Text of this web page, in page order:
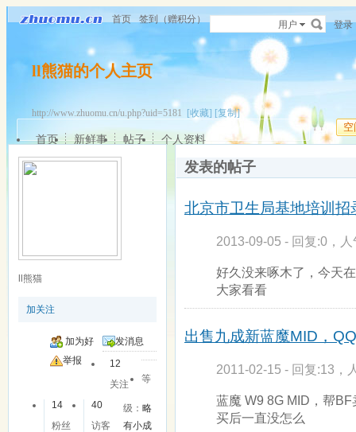
首页 签到（赠积分） 用户 登录
ll熊猫的个人主页
http://www.zhuomu.cn/u.php?uid=5181 [收藏] [复制]
空
首页 新鲜事 帖子 个人资料
ll熊猫
加关注
加为好
友
发消息
举报
12
关注
14
粉丝
40
访客
等
级：略
有小成
发表的帖子
北京市卫生局基地培训招
2013-09-05 - 回复:0，
好久没来啄木了，今天
大家看看
出售九成新蓝魔MID，
2011-02-15 - 回复:13，
蓝魔 W9 8G MID，帮
买后一直没怎么